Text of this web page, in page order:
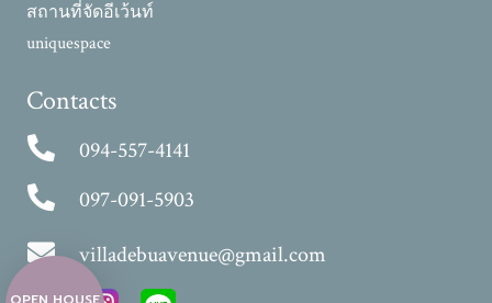
สถานที่จัดอีเว้นท์
uniquespace
Contacts
094-557-4141
097-091-5903
villadebuavenue@gmail.com